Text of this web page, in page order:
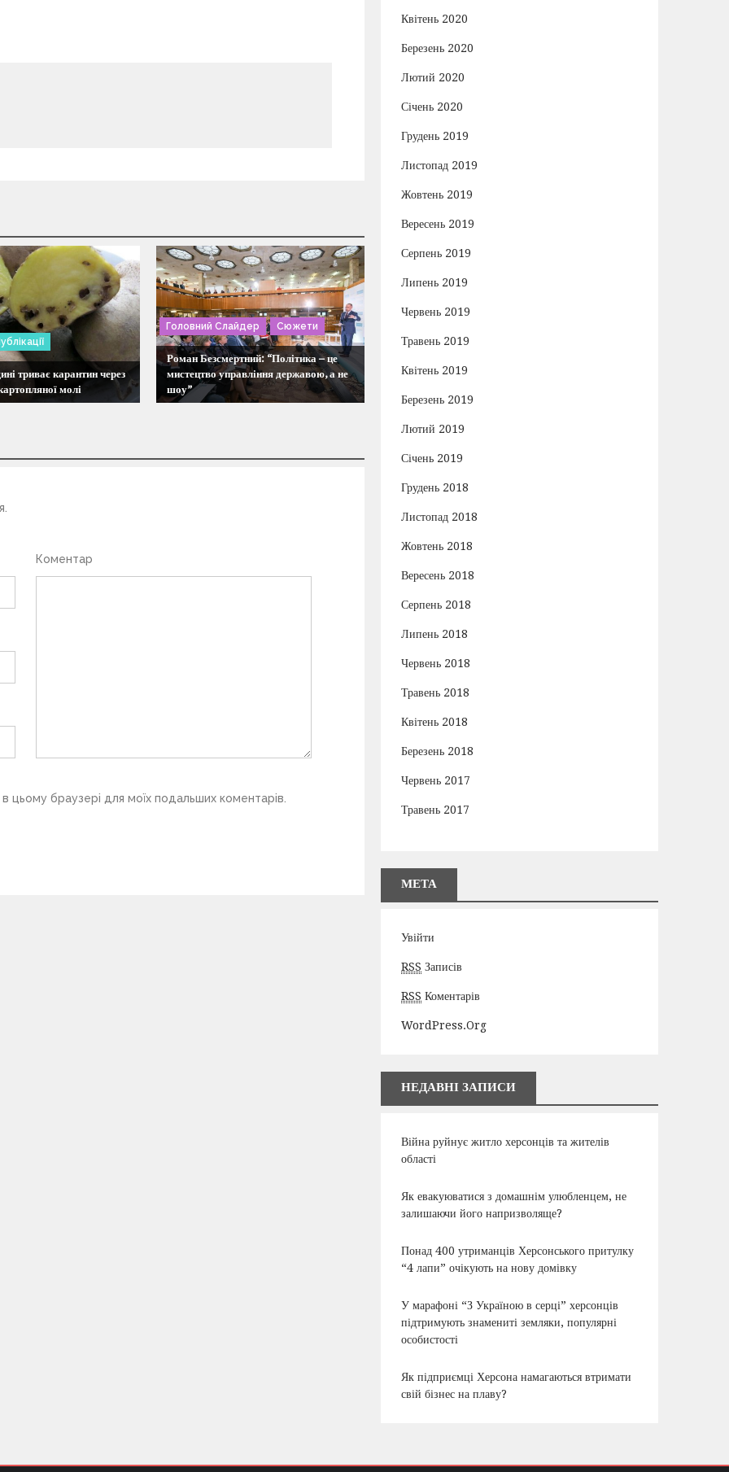
триває карантин через
молі
Головний Слайдер Сюжети
Роман Безсмертний: “Політика – це
мистецтво управління державою, а не
шоу”
Коментар
цьому браузері для моїх подальших коментарів.
Квітень 2020
Березень 2020
Лютий 2020
Січень 2020
Грудень 2019
Листопад 2019
Жовтень 2019
Вересень 2019
Серпень 2019
Липень 2019
Червень 2019
Травень 2019
Квітень 2019
Березень 2019
Лютий 2019
Січень 2019
Грудень 2018
Листопад 2018
Жовтень 2018
Вересень 2018
Серпень 2018
Липень 2018
Червень 2018
Травень 2018
Квітень 2018
Березень 2018
Червень 2017
Травень 2017
МЕТА
Увійти
RSS Записів
RSS Коментарів
WordPress.org
НЕДАВНІ ЗАПИСИ
Війна руйнує житло херсонців та жителів
області
Як евакуюватися з домашнім улюбленцем, не
залишаючи його напризволяще?
Понад 400 утриманців Херсонського притулку
“4 лапи” очікують на нову домівку
У марафоні “З Україною в серці” херсонців
підтримують знамениті земляки, популярні
особистості
Як підприємці Херсона намагаються втримати
свій бізнес на плаву?